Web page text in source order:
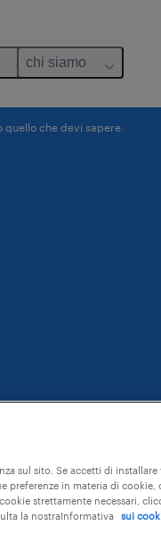
chi siamo
che devi sapere.
sul sito. Se accetti di
preferenze in materia di cookie,
strettamente necessari,
la nostraInformativa
sui